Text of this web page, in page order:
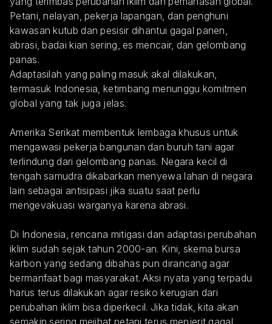
Petani, nelayan, pekerja lapangan, dan penghuni
kawasan kutub dan pesisir dihantui gagal panen,
abrasi, badai kian sering, es mencair, dan gelombang
panas.
Adaptasilah yang paling masuk akal dilakukan,
termasuk Indonesia, ketimbang menunggu komitmen
global yang tak juga jelas.
Amerika Serikat membentuk lembaga khusus untuk
mengawasi pekerja bangunan dan buruh tani agar
terlindung dari gelombang panas. Negara kecil di
tengah samudra dikabarkan menyewa lahan di negara
lain sebagai antisipasi jika suatu saat perlu
mengevakuasi warganya karena abrasi.
Di Indonesia, rencana mitigasi dan adaptasi perubahan
iklim sudah sejak tahun 2000-an. Kini, skema bursa
karbon yang sedang dibahas pun dirancang agar
bermanfaat bagi masyarakat. Aksi nyata yang terpadu
harus terus dilakukan agar resiko kerugian dari
perubahan iklim bisa diperkecil. Jika tidak, kita akan
semakin sering meiihat petani terus menjerit gagal